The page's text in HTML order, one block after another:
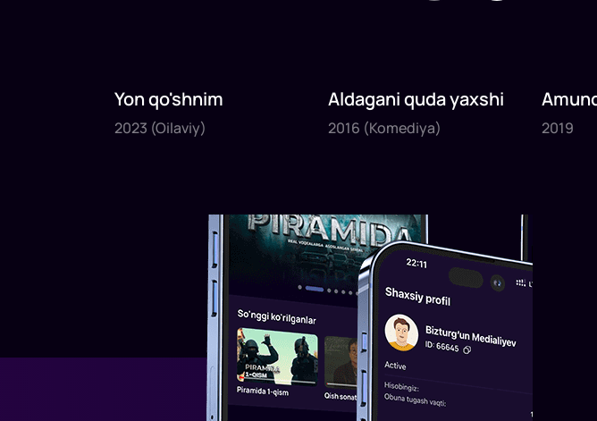
2023
1x40daq.
Yon qo'shnim
2023 (Oilaviy)
2016
1x82daq.
Aldagani quda yaxshi
2016 (Komediya)
2019
1x120
2019